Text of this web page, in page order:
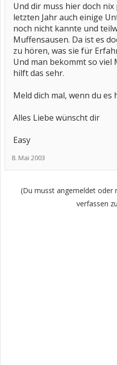
Und dir muss hier doch
letzten Jahr auch einige
noch nicht kannte und
Muffensausen. Da ist es
zu hören, was sie für
Und man bekommt so
hilft das sehr.
Meld dich mal, wenn du es
Alles Liebe wünscht dir
Easy
8. Mai 2003
(Du musst angemeldet oder
verfassen